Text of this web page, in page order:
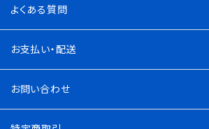
よくある質問
お支払い・配送
お問い合わせ